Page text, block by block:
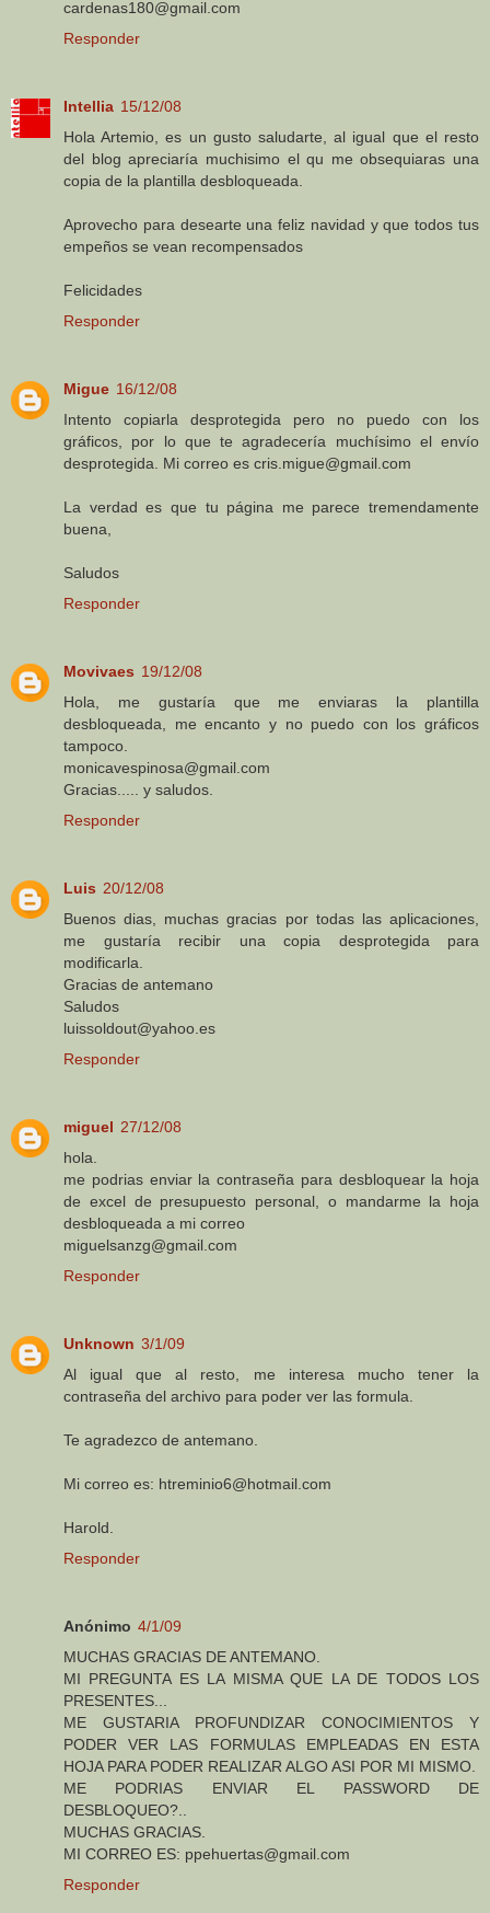
cardenas180@gmail.com
Responder
Intellia 15/12/08
Hola Artemio, es un gusto saludarte, al igual que el resto
del blog apreciaría muchisimo el qu me obsequiaras una
copia de la plantilla desbloqueada.
Aprovecho para desearte una feliz navidad y que todos tus
empeños se vean recompensados
Felicidades
Responder
Migue 16/12/08
Intento copiarla desprotegida pero no puedo con los
gráficos, por lo que te agradecería muchísimo el envío
desprotegida. Mi correo es cris.migue@gmail.com
La verdad es que tu página me parece tremendamente
buena,
Saludos
Responder
Movivaes 19/12/08
Hola, me gustaría que me enviaras la plantilla
desbloqueada, me encanto y no puedo con los gráficos
tampoco.
monicavespinosa@gmail.com
Gracias..... y saludos.
Responder
Luis 20/12/08
Buenos dias, muchas gracias por todas las aplicaciones,
me gustaría recibir una copia desprotegida para
modificarla.
Gracias de antemano
Saludos
luissoldout@yahoo.es
Responder
miguel 27/12/08
hola.
me podrias enviar la contraseña para desbloquear la hoja
de excel de presupuesto personal, o mandarme la hoja
desbloqueada a mi correo
miguelsanzg@gmail.com
Responder
Unknown 3/1/09
Al igual que al resto, me interesa mucho tener la
contraseña del archivo para poder ver las formula.
Te agradezco de antemano.
Mi correo es: htreminio6@hotmail.com
Harold.
Responder
Anónimo 4/1/09
MUCHAS GRACIAS DE ANTEMANO.
MI PREGUNTA ES LA MISMA QUE LA DE TODOS LOS
PRESENTES...
ME GUSTARIA PROFUNDIZAR CONOCIMIENTOS Y
PODER VER LAS FORMULAS EMPLEADAS EN ESTA
HOJA PARA PODER REALIZAR ALGO ASI POR MI MISMO.
ME PODRIAS ENVIAR EL PASSWORD DE
DESBLOQUEO?..
MUCHAS GRACIAS.
MI CORREO ES: ppehuertas@gmail.com
Responder